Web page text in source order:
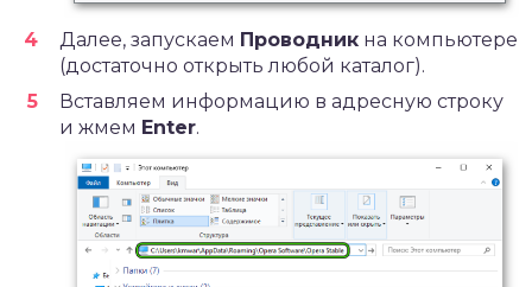
Далее, запускаем Проводник на компьютере
(достаточно открыть любой каталог).
Вставляем информацию в адресную строку
и жмем Enter.